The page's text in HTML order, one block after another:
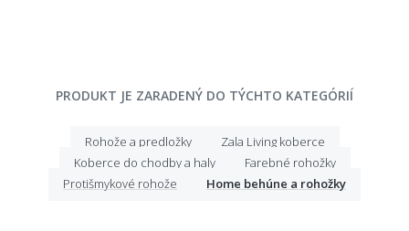
PRODUKT JE ZARADENÝ DO TÝCHTO KATEGÓRIÍ
Rohože a predložky
Zala Living koberce
Koberce do chodby a haly
Farebné rohožky
Protišmykové rohože
Home behúne a rohožky